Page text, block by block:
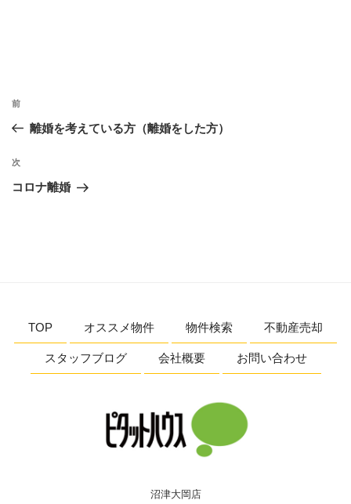
前
離婚を考えている方（離婚をした方）
次
コロナ離婚
TOP オススメ物件 物件検索 不動産売却
スタッフブログ 会社概要 お問い合わせ
沼津大岡店